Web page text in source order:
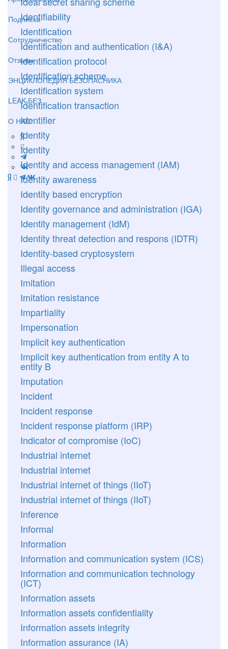
Подписка
Сотрудничество
Отзывы
ЭНЦИКЛОПЕДИЯ БЕЗОПАСНИКА
LEAK-БЕЗ
О НАС
Identifiability
Identification
Identification and authentication (I&A)
Identification protocol
Identification scheme
Identification system
Identification transaction
Identifier
Identity
Identity
Identity and access management (IAM)
Identity awareness
Identity based encryption
Identity governance and administration (IGA)
Identity management (IdM)
Identity threat detection and respons (IDTR)
Identity-based cryptosystem
Illegal access
Imitation
Imitation resistance
Impartiality
Impersonation
Implicit key authentication
Implicit key authentication from entity A to
entity B
Imputation
Incident
Incident response
Incident response platform (IRP)
Indicator of compromise (IoC)
Industrial internet
Industrial internet
Industrial internet of things (IIoT)
Industrial internet of things (IIoT)
Inference
Informal
Information
Information and communication system (ICS)
Information and communication technology
(ICT)
Information assets
Information assets confidentiality
Information assets integrity
Information assurance (IA)